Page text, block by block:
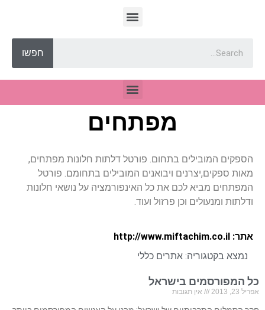
חפשו
מפתחים
הספקים המובילים בתחום. פורטל דלתות חלונות מפתחים,
מאות ספקים,יצרנים ויבואנים המובילים בתחומם. פורטל
המפתחים מביא לכם את כל האינפורמציה על נושאי חלונות
ודלתות ומנעולים וכן פרזול ועוד.
אתר: http://www.miftachim.co.il
נמצא בקטגוריה: אתרים כללי
כל המפורסמים בישראל
אפריל 23, 2013 אין תגובות